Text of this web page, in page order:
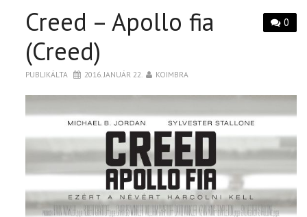
0
Creed – Apollo fia
(Creed)
PUBLIKÁLTA 2016. JANUÁR 22. KOIMBRA